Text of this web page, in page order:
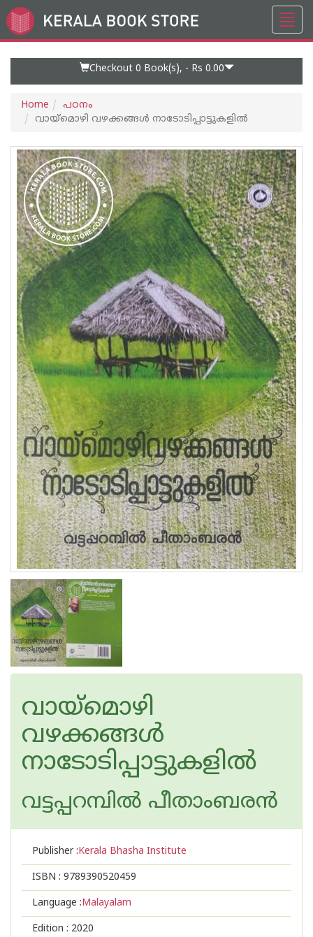
Go
to
Checkout 0 Book(s), - Rs 0.00
Home
പഠനം
വായ്മൊഴി വഴക്കങ്ങള്‍ നാടോടിപ്പാട്ടുകളില്‍
വായ്മൊഴി
വഴക്കങ്ങള്‍
നാടോടിപ്പാട്ടുകളില്‍
വട്ടപ്പറമ്പില്‍ പീതാംബരന്‍
Publisher :Kerala Bhasha Institute
ISBN : 9789390520459
Language :Malayalam
Edition : 2020